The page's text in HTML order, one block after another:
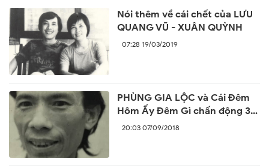
Nói thêm về cái chết của LƯU
QUANG VŨ - XUÂN QUỲNH
07:28 19/03/2019
PHÙNG GIA LỘC và Cái Đêm
Hôm Ấy Đêm Gì chấn động 30
năm trước
20:03 07/09/2018